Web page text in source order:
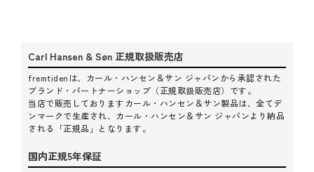
座面は職人の手作業で丁寧に編み込まれたペーパーコー
ド。丈夫で長く使えるうえ、経年変化も楽しめます。
fremtidenでは、Yチェアを常設展示しており、実際に座り
心地を確かめてからお選びいただけます。また、店内併設
のアトリエには専任クラフツマンが常駐しており、ご購入
後のメンテナンスや張り替えのご相談も可能。北欧家具を
Carl Hansen & Søn 正規取扱販売店
fremtidenは、カール・ハンセン＆サン ジャパンから承認された
ブランド・パートナーショップ（正規取扱販売店）です。
当店で販売しておりますカール・ハンセン＆サン製品は、全てデ
ンマークで生産され、カール・ハンセン＆サン ジャパンより納品
される「正規品」となります。
国内正規5年保証